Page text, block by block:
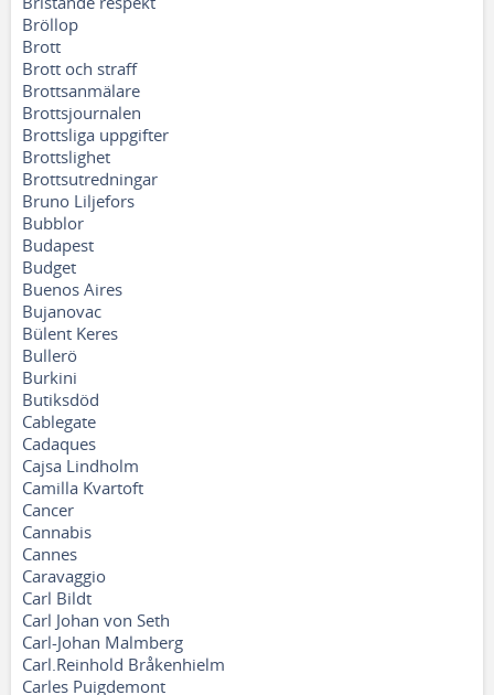
Bröllop
Brott
Brott och straff
Brottsanmälare
Brottsjournalen
Brottsliga uppgifter
Brottslighet
Brottsutredningar
Bruno Liljefors
Bubblor
Budapest
Budget
Buenos Aires
Bujanovac
Bülent Keres
Bullerö
Burkini
Butiksdöd
Cablegate
Cadaques
Cajsa Lindholm
Camilla Kvartoft
Cancer
Cannabis
Cannes
Caravaggio
Carl Bildt
Carl Johan von Seth
Carl-Johan Malmberg
Carl.Reinhold Bråkenhielm
Carles Puigdemont